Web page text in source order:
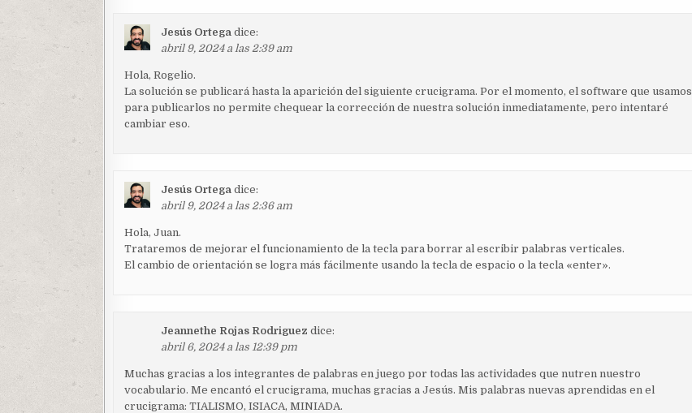
Jesús Ortega dice:
abril 9, 2024 a las 2:39 am
Hola, Rogelio.
La solución se publicará hasta la aparición del siguiente crucigrama. Por el momento, el software que usamos
para publicarlos no permite chequear la corrección de nuestra solución inmediatamente, pero intentaré
cambiar eso.
Jesús Ortega dice:
abril 9, 2024 a las 2:36 am
Hola, Juan.
Trataremos de mejorar el funcionamiento de la tecla para borrar al escribir palabras verticales.
El cambio de orientación se logra más fácilmente usando la tecla de espacio o la tecla «enter».
Jeannethe Rojas Rodriguez dice:
abril 6, 2024 a las 12:39 pm
Muchas gracias a los integrantes de palabras en juego por todas las actividades que nutren nuestro
vocabulario. Me encantó el crucigrama, muchas gracias a Jesús. Mis palabras nuevas aprendidas en el
crucigrama: TIALISMO, ISIACA, MINIADA.